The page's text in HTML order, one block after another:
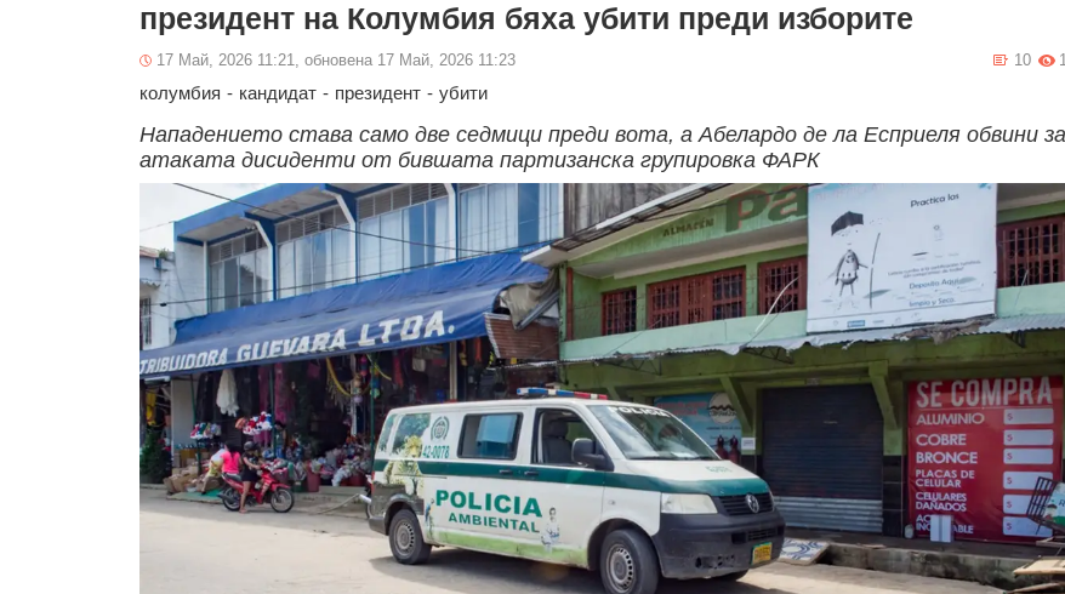
президент на Колумбия бяха убити преди изборите
17 Май, 2026 11:21, обновена 17 Май, 2026 11:23 10
колумбия - кандидат - президент - убити
Нападението става само две седмици преди вота, а Абелардо де ла Есприеля обвини за
атаката дисиденти от бившата партизанска групировка ФАРК